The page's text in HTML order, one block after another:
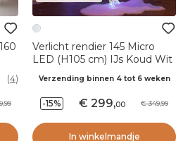
(4)
Verlicht rendier 145 Micro
LED (H105 cm) IJs Koud Wit
Verzending binnen 4 tot 6 weken
-15% 299,00 349,99
In winkelmandje